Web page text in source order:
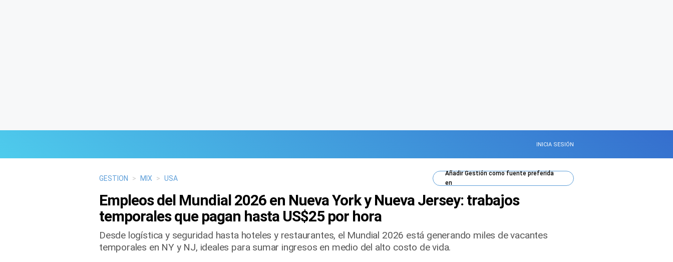
INICIA SESIÓN
GESTION > MIX > USA
AñadirGestióncomo fuente preferida
en
Empleos del Mundial 2026 en Nueva York y Nueva Jersey: trabajos
temporales que pagan hasta US$25 por hora
Desde logística y seguridad hasta hoteles y restaurantes, el Mundial 2026 está generando miles de vacantes
temporales en NY y NJ, ideales para sumar ingresos en medio del alto costo de vida.